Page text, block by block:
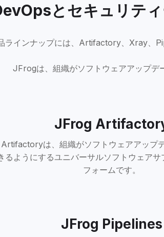
とセキュリテ
ラインナップには、Artifactory、Xray、
JFrogは、組織がソフトウェアアップデ
JFrog
は、組織がソフトウェアアップ
るようにするユニバーサルソフトウェアサ
フォームです。
JFrog Pipelines